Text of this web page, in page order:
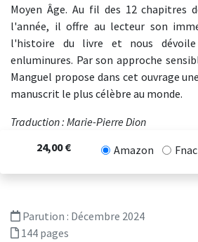
Moyen Âge. Au fil des 12 chapitres
l'année, il offre au lecteur son
l'histoire du livre et nous
enluminures. Par son approche
Manguel propose dans cet ouvrage
manuscrit le plus célèbre au monde.
Traduction : Marie-Pierre Dion
24,00 €
Amazon Fnac
Parution : Décembre 2024
144 pages